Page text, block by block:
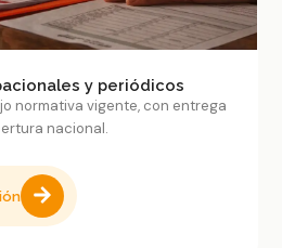
y periódicos
normativa vigente, con entrega
nacional.